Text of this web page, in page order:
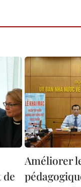
de
Améliorer